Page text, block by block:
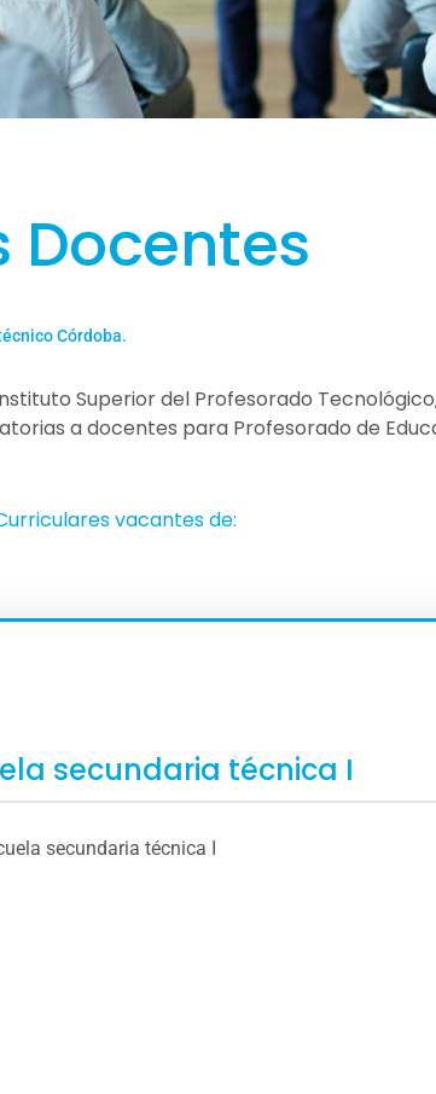
Córdoba.
Superior del Profesorado
a docentes para Profesorado de
vacantes de:
secundaria técnica I
secundaria técnica I